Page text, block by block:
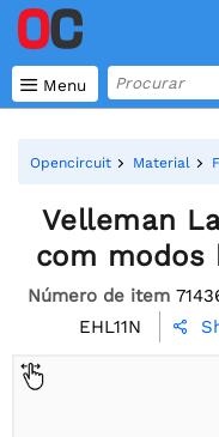
 Menu
Opencircuit Material
Velleman
com modos
Número de item
EHL11N
